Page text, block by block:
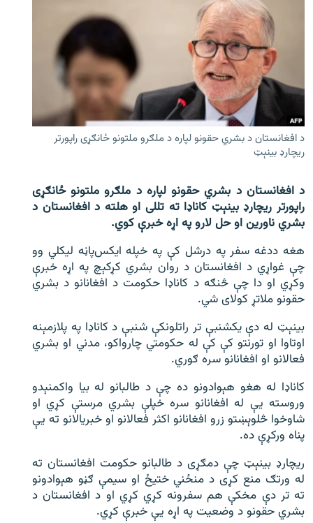
د کډوالۍ بحران
'کووېډ-۱۹'
دري پاڼه
Azadi English
راسره ملګري شئ
د ازادې اروپا/ ازادي راډيو ټولې پاڼې
د افغانستان د بشري حقونو لپاره د ملګرو ملتونو ځانګړی راپورتر
ریچارډ بینېټ
د افغانستان د بشري حقونو لپاره د ملګرو ملتونو ځانګړی
راپورتر ریچارډ بینېټ کاناډا ته تللی او هلته د افغانستان د
بشري ناورین او حل لارو په اړه خبرې کوي.
هغه ددغه سفر په درشل کې په خپله ایکس‌پاڼه لیکلي وو
چې غواړي د افغانستان د روان بشري کړکېچ په اړه خبرې
وکړي او دا چې څنګه د کاناډا حکومت د افغانانو د بشري
حقونو ملاتړ کولای شي.
بینېټ له دې یکشنبې تر راتلونکې شنبې د کاناډا په پلازمېنه
اوتاوا او تورنتو کې کې له حکومتي چارواکو، مدني او بشري
فعالانو او افغانانو سره ګوري.
کاناډا له هغو هېوادونو ده چې د طالبانو له بیا واکمنېدو
وروسته یې له افغانانو سره خپلې بشري مرستې کړي او
شاوخوا څلوېښتو زرو افغانانو اکثر فعالانو او خبریالانو ته یې
پناه ورکړې ده.
ریچارډ بینېټ چې دمګړی د طالبانو حکومت افغانستان ته
له ورتګ منع کړی د منځني ختیځ او سیمې ګڼو هېوادونو
ته تر دې مخکې هم سفرونه کړي کړي او د افغانستان د
بشري حقونو د وضعیت په اړه یې خبرې کړي.